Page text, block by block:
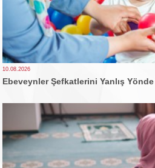
10.08.2026
Ebeveynler Şefkatlerini Yanlış